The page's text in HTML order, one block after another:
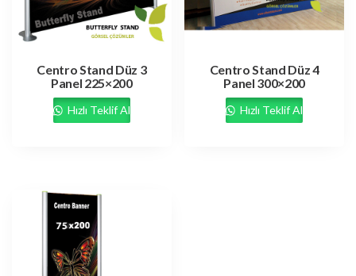
Centro Stand Düz 3
Panel 225×200
Hızlı Teklif Al
Centro Stand Düz 4
Panel 300×200
Hızlı Teklif Al